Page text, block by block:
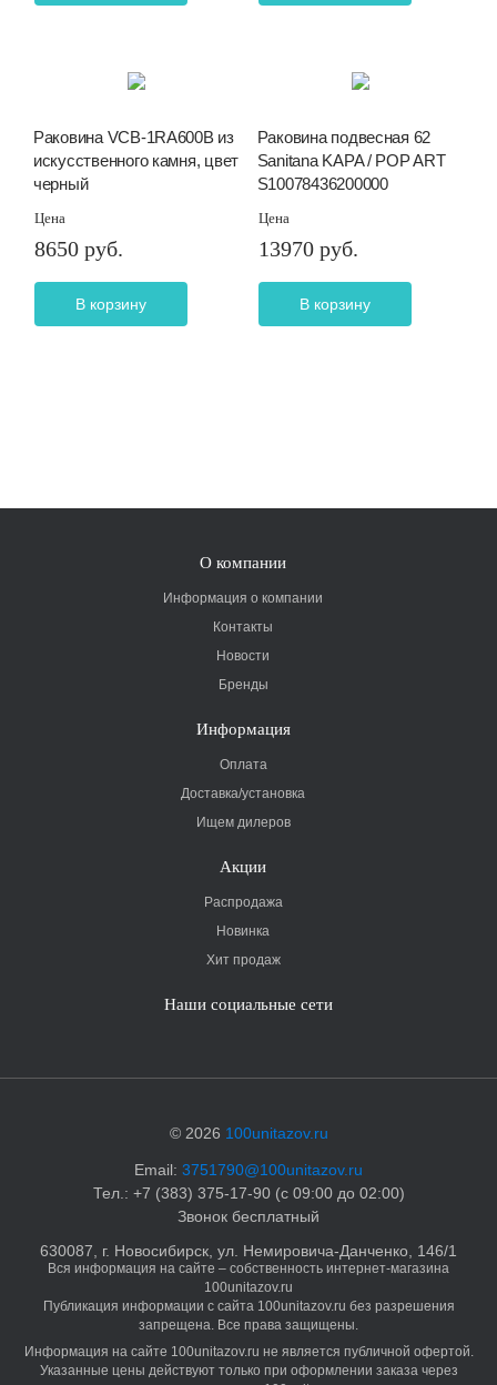
Раковина VCB-1RA600B из
искусственного камня, цвет
черный
Цена
8650 руб.
В корзину
Раковина подвесная 62
Sanitana KAPA / POP ART
S10078436200000
Цена
13970 руб.
В корзину
О компании
Информация о компании
Контакты
Новости
Бренды
Информация
Оплата
Доставка/установка
Ищем дилеров
Акции
Распродажа
Новинка
Хит продаж
Наши социальные сети
© 2026 100unitazov.ru
Email: 3751790@100unitazov.ru
Тел.: +7 (383) 375-17-90 (с 09:00 до 02:00)
Звонок бесплатный
630087, г. Новосибирск, ул. Немировича-Данченко, 146/1
Вся информация на сайте – собственность интернет-магазина
100unitazov.ru
Публикация информации с сайта 100unitazov.ru без разрешения
запрещена. Все права защищены.
Информация на сайте 100unitazov.ru не является публичной офертой.
Указанные цены действуют только при оформлении заказа через